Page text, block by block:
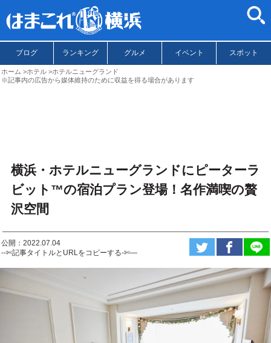
ブログ ランキング グルメ イベント スポット
ホーム ホテル
ホテルニューグランド
※記事内の広告から媒体維持のために収益を得る場合があります
横浜・ホテルニューグランドにピーターラ
ビット™の宿泊プラン登場！名作満喫の贅
沢空間
公開：2022.07.04
--✄記事タイトルとURLをコピーする-✄—